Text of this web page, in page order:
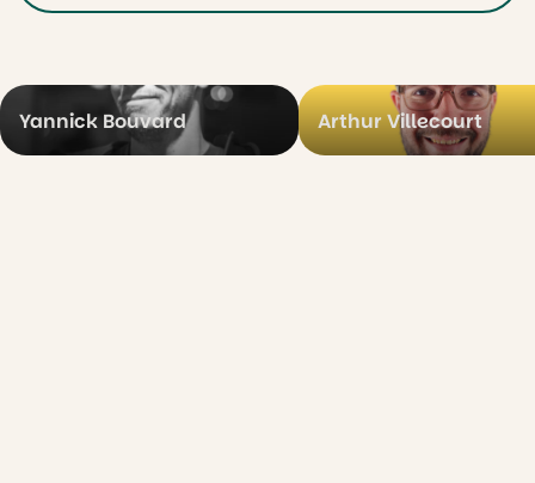
Yannick Bouvard Arthur Villecourt